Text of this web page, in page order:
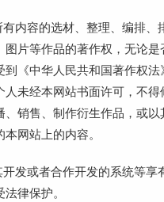
有内容的选材、整理、编排、
图片等作品的著作权，无论是
到《中华人民共和国著作权法
人未经本网站书面许可，不
、销售、制作衍生作品，或以
网站上的内容。
开发或者合作开发的系统等享
律保护。